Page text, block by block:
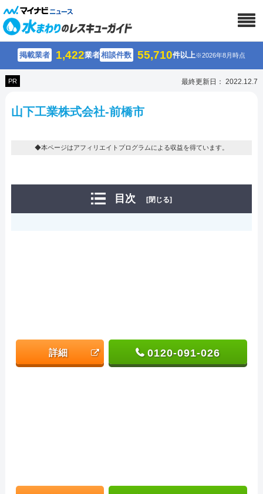
掲載業者 1,422業者相談件数 55,710件以上※2026年8月時点
PR 最終更新日： 2022.12.7
山下工業株式会社-前橋市
◆本ページはアフィリエイトプログラムによる収益を得ています。
目次 [閉じる]
詳細 0120-091-026